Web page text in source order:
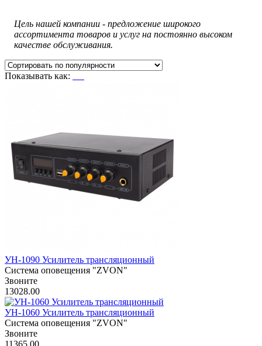
Цель нашей компании - предложение широкого
ассортимента товаров и услуг на постоянно высоком
качестве обслуживания.
Показывать как:
УН-1090 Усилитель трансляционный
Система оповещения "ZVON"
Звоните
13028.00
УН-1060 Усилитель трансляционный
Система оповещения "ZVON"
Звоните
11365.00